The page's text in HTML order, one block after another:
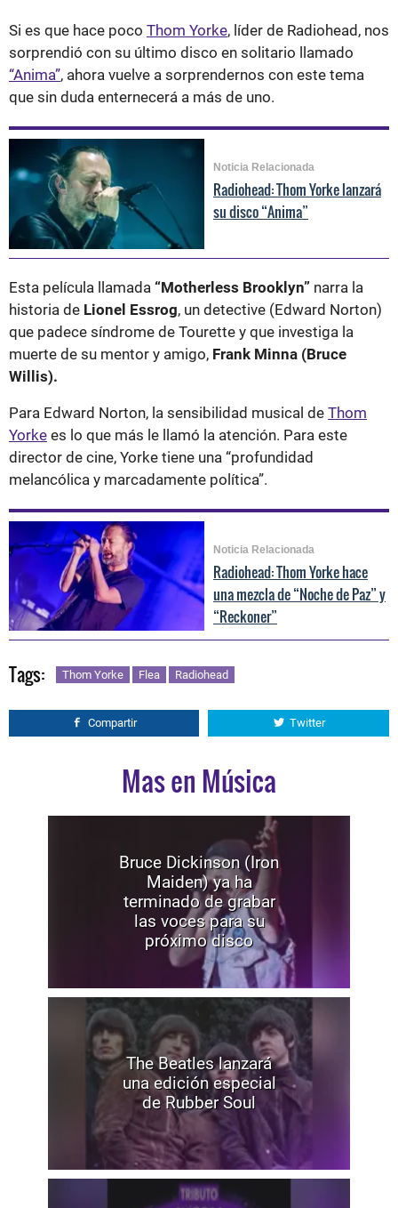
Si es que hace poco Thom Yorke, líder de Radiohead, nos
sorprendió con su último disco en solitario llamado
“Anima”, ahora vuelve a sorprendernos con este tema
que sin duda enternecerá a más de uno.
Noticia Relacionada
Radiohead: Thom Yorke lanzará
su disco “Anima”
Esta película llamada “Motherless Brooklyn” narra la
historia de Lionel Essrog, un detective (Edward Norton)
que padece síndrome de Tourette y que investiga la
muerte de su mentor y amigo, Frank Minna (Bruce
Willis).
Para Edward Norton, la sensibilidad musical de Thom
Yorke es lo que más le llamó la atención. Para este
director de cine, Yorke tiene una “profundidad
melancólica y marcadamente política”.
Noticia Relacionada
Radiohead: Thom Yorke hace
una mezcla de “Noche de Paz” y
“Reckoner”
Tags: Thom Yorke Flea Radiohead
Compartir Twitter
Mas en Música
Bruce Dickinson (Iron
Maiden) ya ha
terminado de grabar
las voces para su
próximo disco
The Beatles lanzará
una edición especial
de Rubber Soul